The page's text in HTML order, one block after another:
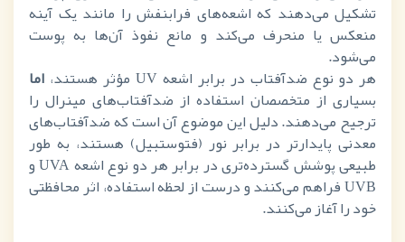
تشکیل می‌دهند که اشعه‌های فرابنفش را مانند یک آینه
منعکس یا منحرف می‌کند و مانع نفوذ آن‌ها به پوست
می‌شود.
هر دو نوع ضدآفتاب در برابر اشعهUV مؤثر هستند، اما
بسیاری از متخصصان استفاده از ضدآفتاب‌های مینرال را
ترجیح می‌دهند. دلیل این موضوع آن است که ضدآفتاب‌های
معدنی پایدارتر در برابر نور (فتوستبیل) هستند، به طور
طبیعی پوشش گسترده‌تری در برابر هر دو نوع اشعهUVAو
UVBفراهم می‌کنند و درست از لحظه استفاده، اثر محافظتی
خود را آغاز می‌کنند.